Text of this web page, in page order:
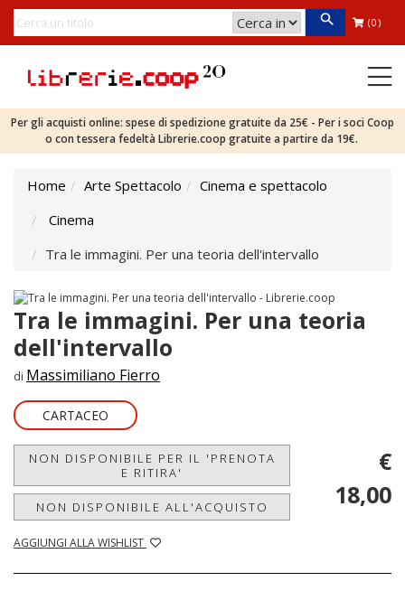
(0)
Per gli acquisti online: spese di spedizione gratuite da 25€ - Per i soci Coop
o con tessera fedeltà Librerie.coop gratuite a partire da 19€.
Home Arte Spettacolo
Cinema e spettacolo
Cinema
Tra le immagini. Per una teoria dell'intervallo
Tra le immagini. Per una teoria
dell'intervallo
di Massimiliano Fierro
CARTACEO
NON DISPONIBILE PER IL 'PRENOTA
E RITIRA'
NON DISPONIBILE ALL'ACQUISTO
AGGIUNGI ALLA WISHLIST
€
18,00